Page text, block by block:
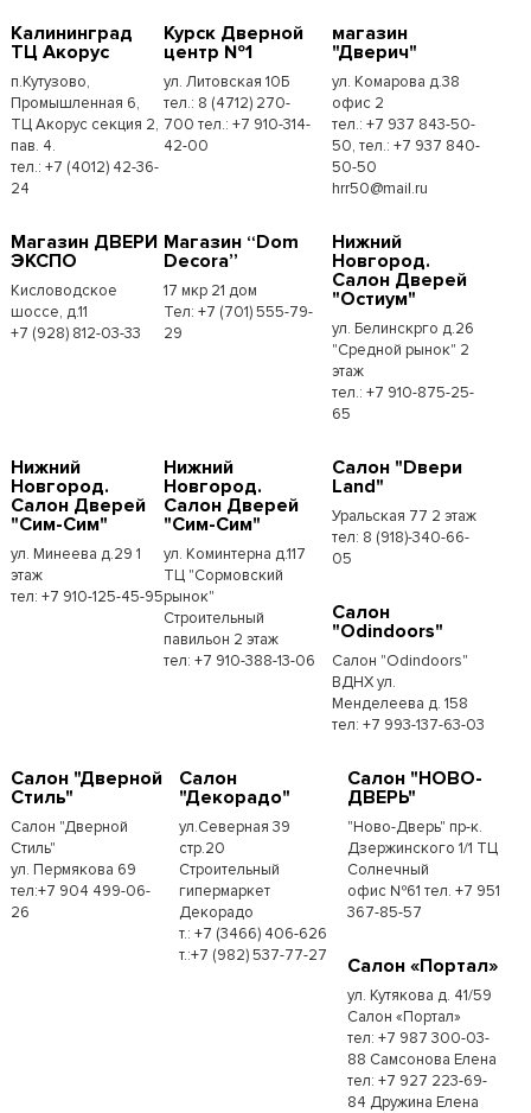
Калининград
ТЦ Акорус
п.Кутузово,
Промышленная 6,
ТЦ Акорус секция 2,
пав. 4.
тел.: +7 (4012) 42-36-
24
Курск Дверной
центр №1
ул. Литовская 10Б
тел.: 8 (4712) 270-
700 тел.: +7 910-314-
42-00
магазин
"Дверич"
ул. Комарова д.38
офис 2
тел.: +7 937 843-50-
50, тел.: +7 937 840-
50-50
hrr50@mail.ru
Магазин ДВЕРИ
ЭКСПО
Кисловодское
шоссе, д.11
+7 (928) 812-03-33
Магазин “Dom
Decora”
17 мкр 21 дом
Тел: +7 (701) 555-79-
29
Нижний
Новгород.
Салон Дверей
"Остиум"
ул. Белинскрго д.26
"Средной рынок" 2
этаж
тел.: +7 910-875-25-
65
Нижний
Новгород.
Салон Дверей
"Сим-Сим"
ул. Минеева д.29 1
этаж
тел: +7 910-125-45-95
Нижний
Новгород.
Салон Дверей
"Сим-Сим"
ул. Коминтерна д.117
ТЦ "Сормовский
рынок"
Строительный
павильон 2 этаж
тел: +7 910-388-13-06
Салон "Dвери
Land"
Уральская 77 2 этаж
тел: 8 (918)-340-66-
05
Салон
"Odindoors"
Салон "Odindoors"
ВДНХ ул.
Менделеева д. 158
тел: +7 993-137-63-03
Салон "Дверной
Стиль"
Салон "Дверной
Стиль"
ул. Пермякова 69
тел:+7 904 499-06-
26
Салон
"Декорадо"
ул.Северная 39
стр.20
Строительный
гипермаркет
Декорадо
т.: +7 (3466) 406-626
т.:+7 (982) 537-77-27
Салон "НОВО-
ДВЕРЬ"
"Ново-Дверь" пр-к.
Дзержинского 1/1 ТЦ
Солнечный
офис №61 тел. +7 951
367-85-57
Салон «Портал»
ул. Кутякова д. 41/59
Салон «Портал»
тел: +7 987 300-03-
88 Самсонова Елена
тел: +7 927 223-69-
84 Дружина Елена